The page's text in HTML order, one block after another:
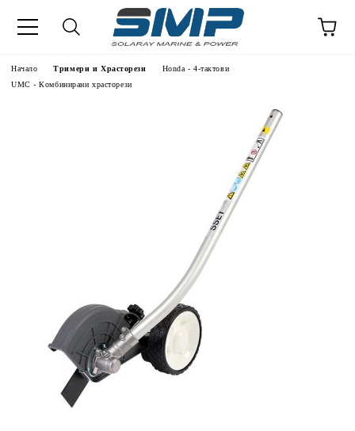
Начало Тримери и Храсторези
Honda - 4-тактови
UMC - Комбинирани храсторези